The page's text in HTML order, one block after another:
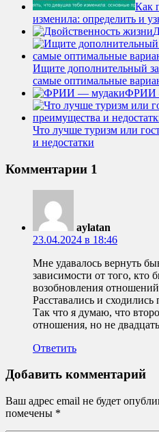
Как
изменила: определить и
Ищите дополнительный
самые оптимальные
ФРИИ
Что лучше туризм или
и недостатки
Комментарии 1
aylatan
23.04.2024 в 18:46
Мне удавалось вернуть
зависимости от того, кто
возобновления
Расставались и
Так что я думаю, что
отношения, но не
Ответить
Добавить комментарий
Ваш адрес email не будет
помечены *